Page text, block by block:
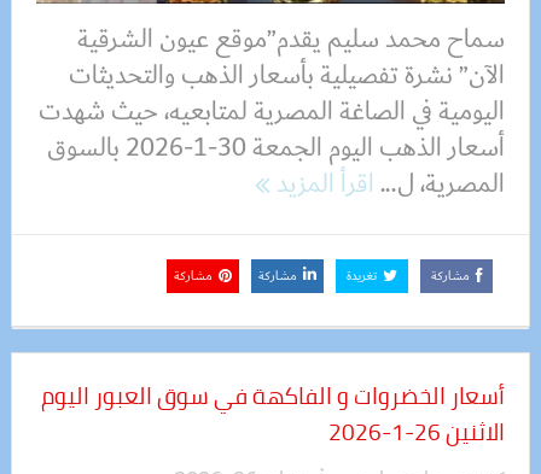
سماح محمد سليم يقدم”موقع عيون الشرقية
الآن” نشرة تفصيلية بأسعار الذهب والتحديثات
اليومية في الصاغة المصرية لمتابعيه، حيث شهدت
أسعار الذهب اليوم الجمعة 30-1-2026 بالسوق
المصرية، ل...اقرأ المزيد
مشاركة تغريدة مشاركة مشاركة
أسعار الخضروات و الفاكهة في سوق العبور اليوم
الاثنين 26-1-2026